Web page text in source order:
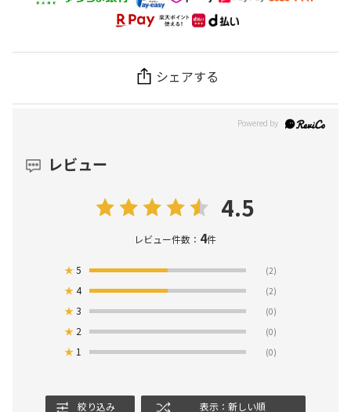
シェアする
レビュー
4.5
レビュー件数： 4件
★5 (2)
★4 (2)
★3 (0)
★ 2 (0)
★ 1 (0)
絞り込み 表示：新しい順